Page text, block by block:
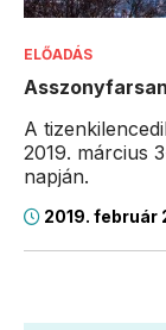
ELŐADÁS
A
2019. március
napján.
2019. február